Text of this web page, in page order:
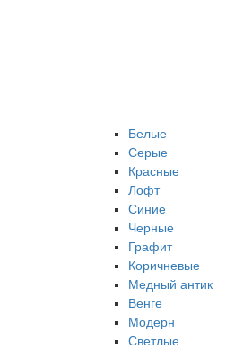
Белые
Серые
Красные
Лофт
Синие
Черные
Графит
Коричневые
Медный антик
Венге
Модерн
Светлые